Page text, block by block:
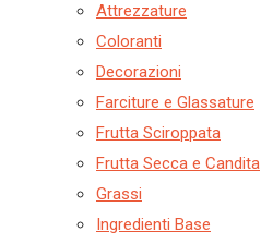
Attrezzature
Coloranti
Decorazioni
Farciture e Glassature
Frutta Sciroppata
Frutta Secca e Candita
Grassi
Ingredienti Base